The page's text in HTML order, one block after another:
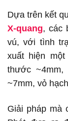
Dựa trên kết
X-quang, các
vú, với tình
xuất hiện
thước
~7mm, vỏ
Giải pháp mà